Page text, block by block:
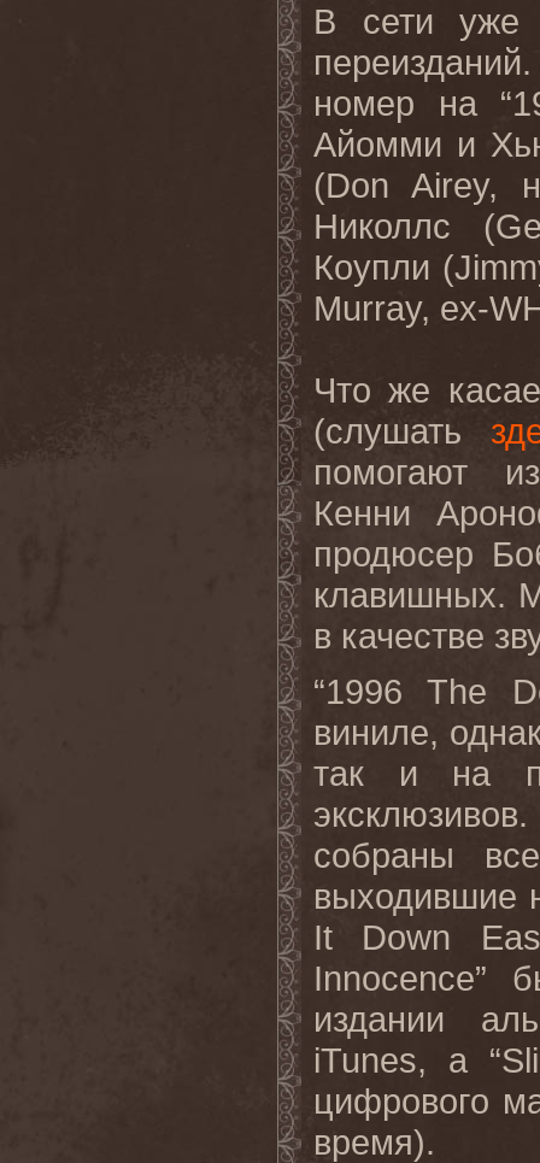
В сети
уже
переизданий
номер
на
Айомми и
(Don Airey,
Николлс
Коупли
Murray, ex-
Что же
(слушать
помогают
Кенни
продюсер
клавишных.
в качестве
“1996The
виниле,
так и на
собраны
выходившие
It
Down
Innocence”
издании
iTunes, а “
цифрового
время).